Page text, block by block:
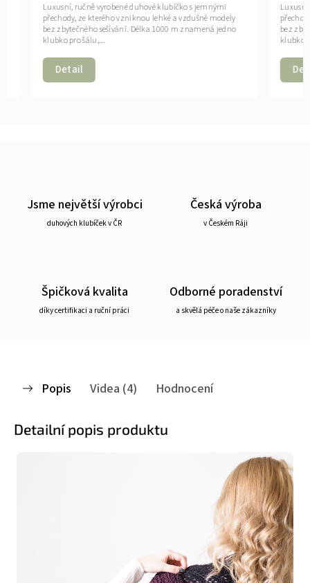
Detail
Luxusní, ručně vyrobené duhové klubíčko s jemnými
přechody, ze kterého vzniknou lehké a vzdušné modely
bez zbytečného sešívání. Délka 1000 m znamená jedno
klubko pro šálu,...
Detail
Luxusní,
přechody,
bez
klubko pro
Jsme největší výrobci
duhových klubíček v ČR
Česká výroba
v Českém Ráji
Špičková kvalita
díky certifikaci a ruční práci
Odborné poradenství
a skvělá péče o naše zákazníky
Popis Videa (4) Hodnocení
Detailní popis produktu